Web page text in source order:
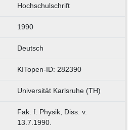
Hochschulschrift
1990
Deutsch
KITopen-ID: 282390
Universität Karlsruhe (TH)
Fak. f. Physik, Diss. v.
13.7.1990.